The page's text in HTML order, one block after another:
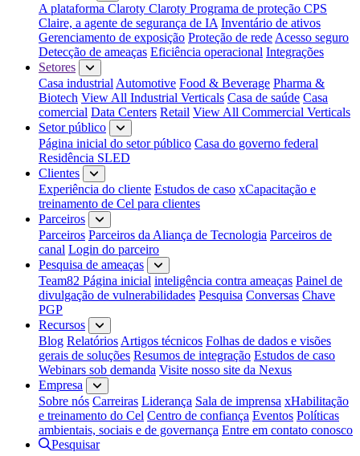
A plataforma Claroty Claroty Programa de proteção CPS
Claire, a agente de segurança de IA Inventário de ativos
Gerenciamento de exposição Proteção de rede Acesso seguro
Detecção de ameaças Eficiência operacional Integrações
Setores
Casa industrial Automotive Food & Beverage Pharma &
Biotech View All Industrial Verticals Casa de saúde Casa
comercial Data Centers Retail View All Commercial Verticals
Setor público
Página inicial do setor público Casa do governo federal
Residência SLED
Clientes
Experiência do cliente Estudos de caso xCapacitação e
treinamento de Cel para clientes
Parceiros
Parceiros Parceiros da Aliança de Tecnologia Parceiros de
canal Login do parceiro
Pesquisa de ameaças
Team82 Página inicial inteligência contra ameaças Painel de
divulgação de vulnerabilidades Pesquisa Conversas Chave
PGP
Recursos
Blog Relatórios Artigos técnicos Folhas de dados e visões
gerais de soluções Resumos de integração Estudos de caso
Webinars sob demanda Visite nosso site da Nexus
Empresa
Sobre nós Carreiras Liderança Sala de imprensa xHabilitação
e treinamento do Cel Centro de confiança Eventos Políticas
ambientais, sociais e de governança Entre em contato conosco
Pesquisar